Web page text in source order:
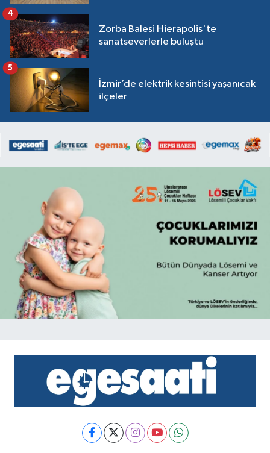
Zorba Balesi Hierapolis'te
sanatseverlerle buluştu
4
İzmir’de elektrik kesintisi yaşanıcak
ilçeler
5